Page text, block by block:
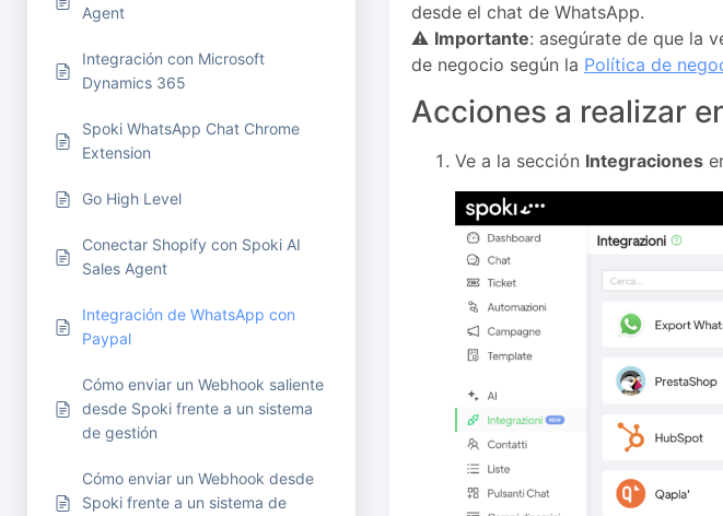
Agent
Integración con Microsoft
Dynamics 365
Spoki WhatsApp Chat Chrome
Extension
Go High Level
Conectar Shopify con Spoki AI
Sales Agent
Integración de WhatsApp con
Paypal
Cómo enviar un Webhook saliente
desde Spoki frente a un sistema
de gestión
Cómo enviar un Webhook desde
Spoki frente a un sistema de
desde el chat de WhatsApp.
⚠️ Importante: asegúrate de que la
de negocio según la Política de
Acciones a realizar
Ve a la sección Integraciones